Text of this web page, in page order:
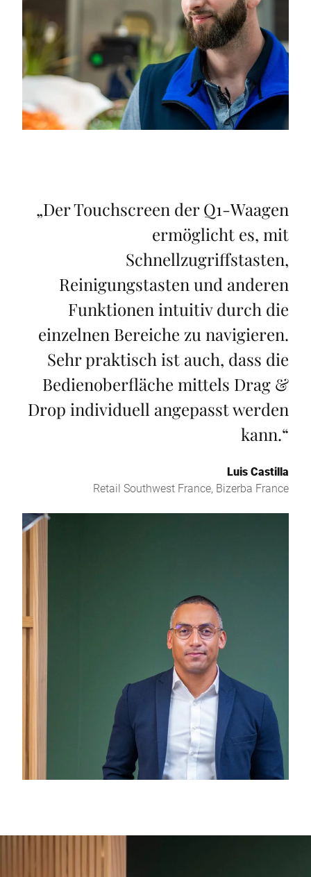
„Der Touchscreen der Q1-Waagen
ermöglicht es, mit
Schnellzugriffstasten,
Reinigungstasten und anderen
Funktionen intuitiv durch die
einzelnen Bereiche zu navigieren.
Sehr praktisch ist auch, dass die
Bedienoberfläche mittels Drag &
Drop individuell angepasst werden
kann.“
Luis Castilla
Retail Southwest France, Bizerba France